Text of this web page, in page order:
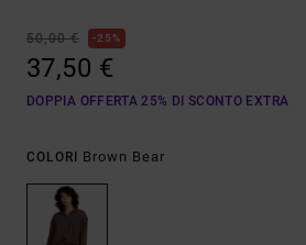
50,00 € 25%
37,50 €
DOPPIA OFFERTA 25% DI SCONTO EXTRA
COLORI Brown Bear